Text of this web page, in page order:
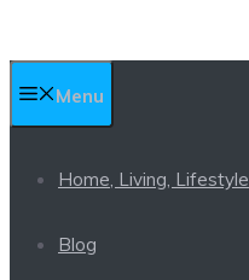
Menu
Home, Living, Lifestyle
Blog